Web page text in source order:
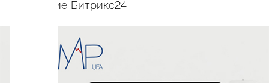
Внедрение Битрикс24